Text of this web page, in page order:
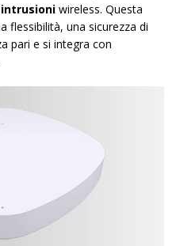
wireless. Questa
flessibilità, una sicurezza di
pari e si integra con